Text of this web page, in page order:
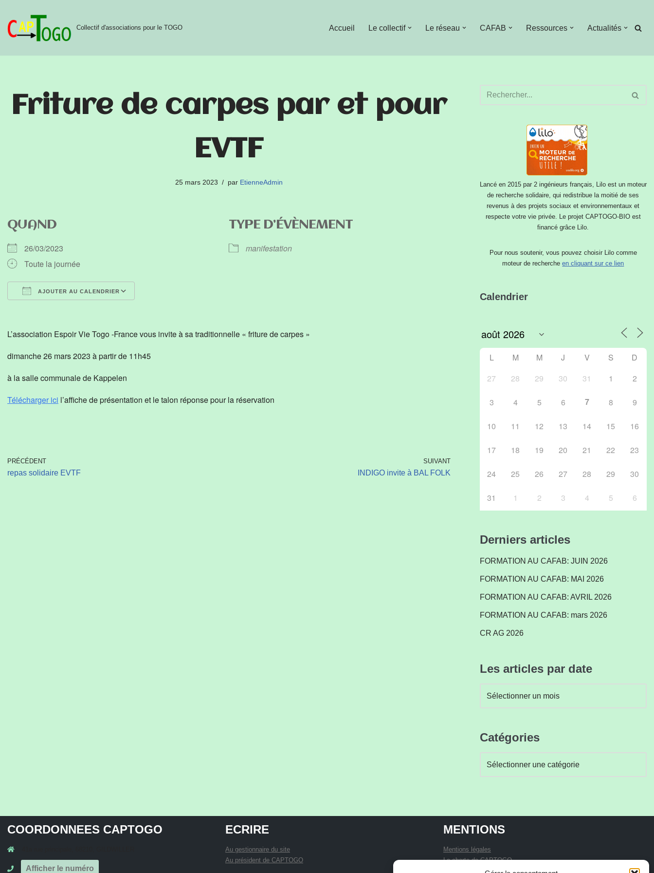
Aller
au
Collectif d'associations pour le TOGO Accueil Le collectif Le réseau CAFAB Ressources Actualités
Friture de carpes par et pour
EVTF
25 mars 2023 par EtienneAdmin
QUAND
26/03/2023
Toute la journée
AJOUTER AU CALENDRIER
TYPE D’ÉVÈNEMENT
manifestation
L’association Espoir Vie Togo -France vous invite à sa traditionnelle « friture de carpes »
dimanche 26 mars 2023 à partir de 11h45
à la salle communale de Kappelen
Télécharger ici l’affiche de présentation et le talon réponse pour la réservation
PRÉCÉDENT
repas solidaire EVTF
SUIVANT
INDIGO invite à BAL FOLK
Lancé en 2015 par 2 ingénieurs français, Lilo est un moteur
de recherche solidaire, qui redistribue la moitié de ses
revenus à des projets sociaux et environnementaux et
respecte votre vie privée. Le projet CAPTOGO-BIO est
financé grâce Lilo.
Pour nous soutenir, vous pouvez choisir Lilo comme
moteur de rechercheen cliquant sur ce lien
Calendrier
L M M J V S
D
27
28 29 30 31 1 2
3 4 5 6 7 8 9
10 11 12 13 14 15 16
17 18 19 20 21 22 23
24 25 26 27 28 29 30
31 1 2 3 4 5 6
Derniers articles
FORMATION AU CAFAB: JUIN 2026
FORMATION AU CAFAB: MAI 2026
FORMATION AU CAFAB: AVRIL 2026
FORMATION AU CAFAB: mars 2026
CR AG 2026
Les articles par date
Catégories
COORDONNEES CAPTOGO
Afficher le numéro
ECRIRE
Au gestionnaire du site
Au président de CAPTOGO
MENTIONS
Mentions légales
La charte de CAPTOGO
Statuts de l'association